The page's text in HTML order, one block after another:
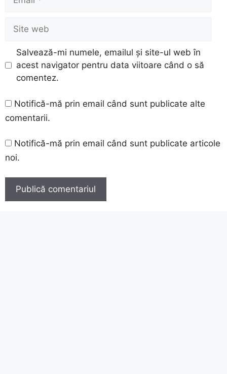
Site
web
Salvează-mi numele, emailul și site-ul web în
acest navigator pentru data viitoare când o să
comentez.
Notifică-mă prin email când sunt publicate alte
comentarii.
Notifică-mă prin email când sunt publicate articole
noi.